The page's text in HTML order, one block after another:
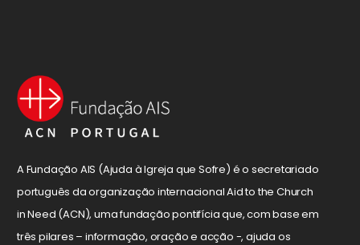
A Fundação AIS (Ajuda à Igreja que Sofre) é o secretariado
português da organização internacional Aid to the Church
in Need (ACN), uma fundação pontifícia que, com base em
três pilares – informação, oração e acção -, ajuda os